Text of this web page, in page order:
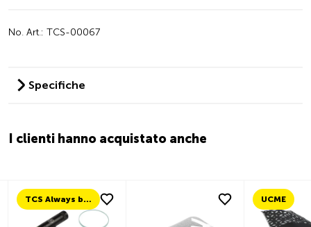
No. Art.: TCS-00067
Specifiche
I clienti hanno acquistato anche
TCS Always by my side UCME